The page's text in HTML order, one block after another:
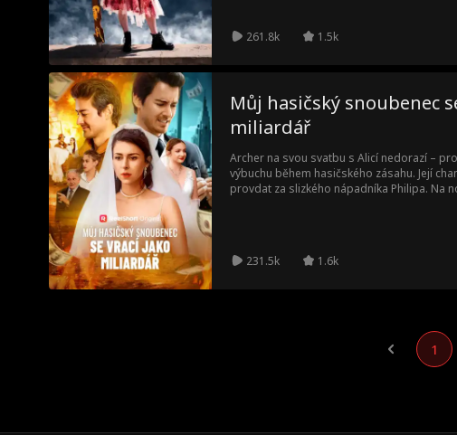
261.8k
1.5k
Můj hasičský snoubenec
miliardář
Archer na svou svatbu s Alicí nedorazí –
výbuchu během hasičského zásahu. Její
provdat za slizkého nápadníka Philipa. Na
231.5k 1.6k
1